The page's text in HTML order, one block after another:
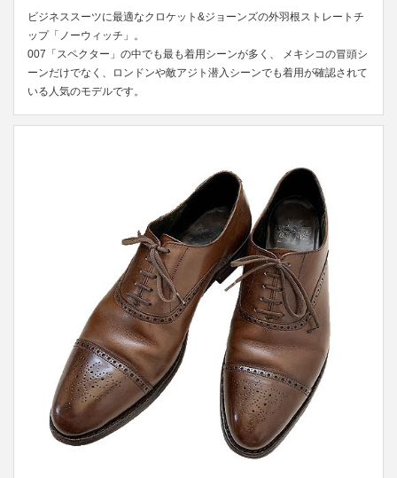
ビジネススーツに最適なクロケット&ジョーンズの外羽根ストレートチ
ップ「ノーウィッチ」。
007「スペクター」の中でも最も着用シーンが多く、 メキシコの冒頭シ
ーンだけでなく、ロンドンや敵アジト潜入シーンでも着用が確認されて
いる人気のモデルです。